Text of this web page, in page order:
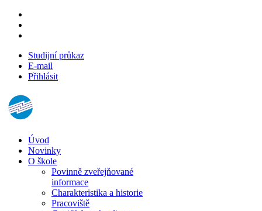
Studijní průkaz
E-mail
Přihlásit
Úvod
Novinky
O škole
Povinně zveřejňované
informace
Charakteristika a historie
Pracoviště